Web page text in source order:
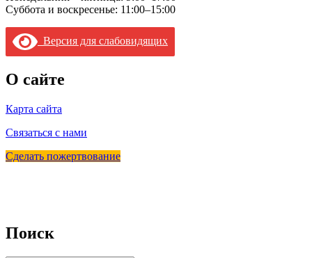
Суббота и воскресенье: 11:00–15:00
Версия для слабовидящих
О сайте
Карта сайта
Связаться с нами
Сделать пожертвование
Поиск